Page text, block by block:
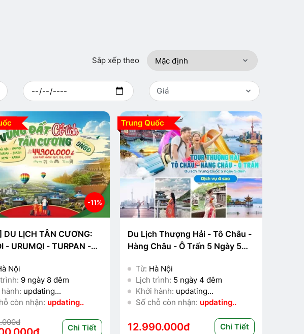
Sắp xếp theo
Giá
-11%
DU LỊCH TÂN CƯƠNG:
- URUMQI - TURPAN -
Nội
9 ngày 8 đêm
updating...
còn nhận: updating..
Chi Tiết
Trung Quốc
Du Lịch Thượng Hải - Tô Châu -
Hàng Châu - Ô Trấn 5 Ngày 5
Từ: Hà Nội
Lịch trình: 5 ngày 4 đêm
Khởi hành: updating...
Số chỗ còn nhận: updating..
12.990.000đ Chi Tiết